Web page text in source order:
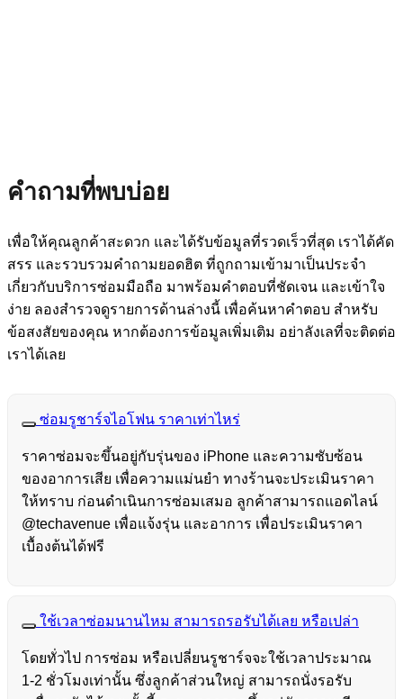
คำถามที่พบบ่อย
เพื่อให้คุณลูกค้าสะดวก และได้รับข้อมูลที่รวดเร็วที่สุด เราได้คัด
สรร และรวบรวมคำถามยอดฮิต ที่ถูกถามเข้ามาเป็นประจำ
เกี่ยวกับบริการซ่อมมือถือ มาพร้อมคำตอบที่ชัดเจน และเข้าใจ
ง่าย ลองสำรวจดูรายการด้านล่างนี้ เพื่อค้นหาคำตอบ สำหรับ
ข้อสงสัยของคุณ หากต้องการข้อมูลเพิ่มเติม อย่าลังเลที่จะติดต่อ
เราได้เลย
ซ่อมรูชาร์จไอโฟน ราคาเท่าไหร่
ราคาซ่อมจะขึ้นอยู่กับรุ่นของ iPhone และความซับซ้อน
ของอาการเสีย เพื่อความแม่นยำ ทางร้านจะประเมินราคา
ให้ทราบ ก่อนดำเนินการซ่อมเสมอ ลูกค้าสามารถแอดไลน์
@techavenue เพื่อแจ้งรุ่น และอาการ เพื่อประเมินราคา
เบื้องต้นได้ฟรี
ใช้เวลาซ่อมนานไหม สามารถรอรับได้เลย หรือเปล่า
โดยทั่วไป การซ่อม หรือเปลี่ยนรูชาร์จจะใช้เวลาประมาณ
1-2 ชั่วโมงเท่านั้น ซึ่งลูกค้าส่วนใหญ่ สามารถนั่งรอรับ